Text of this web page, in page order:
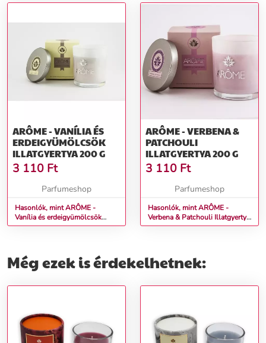
ARÔME - VANÍLIA ÉS
ERDEIGYÜMÖLCSÖK
ILLATGYERTYA 200 G
3 110 Ft
Parfumeshop
Hasonlók, mint ARÔME -
Vanília és erdeigyümölcsök
Illatgyertya 200 g
ARÔME - VERBENA &
PATCHOULI
ILLATGYERTYA 200 G
3 110 Ft
Parfumeshop
Hasonlók, mint ARÔME -
Verbena & Patchouli Illatgyertya
200 g
Még ezek is érdekelhetnek: